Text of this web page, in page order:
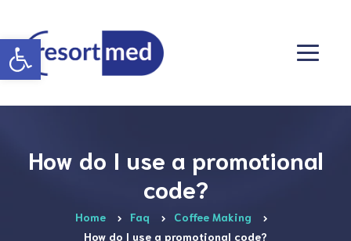
Otwórz pasek narzędzi
How do I use a promotional
code?
Home Faq
Coffee Making
How do I use a promotional code?